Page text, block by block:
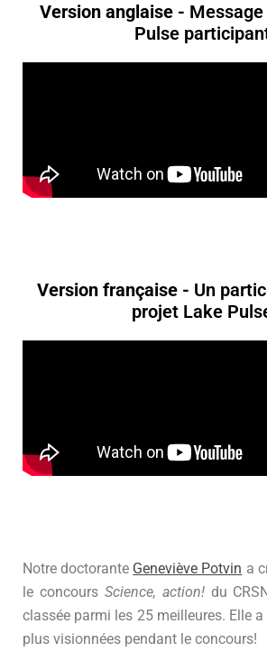
Version anglaise -
Pulse
Version française - Un
projet Lake
Notre doctorante Geneviève Potvin a
le concours Science, action!du
classée parmi les 25 meilleures. Elle a
plus visionnées pendant le concours!